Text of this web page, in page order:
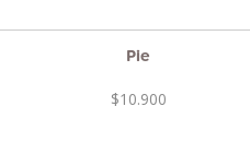
Pie
$10.900